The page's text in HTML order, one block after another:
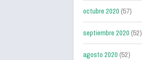
octubre 2020(57)
septiembre 2020(52)
agosto 2020(52)